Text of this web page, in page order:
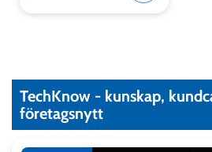
TechKnow - kunskap,
företagsnytt